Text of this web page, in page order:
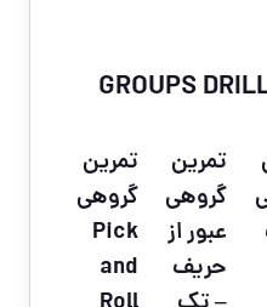
تمرین
گروهی
عبور از
حریف
تمرین
گروهی
Pick
and